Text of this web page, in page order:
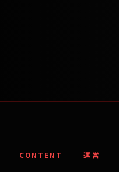
CONTENT 運営